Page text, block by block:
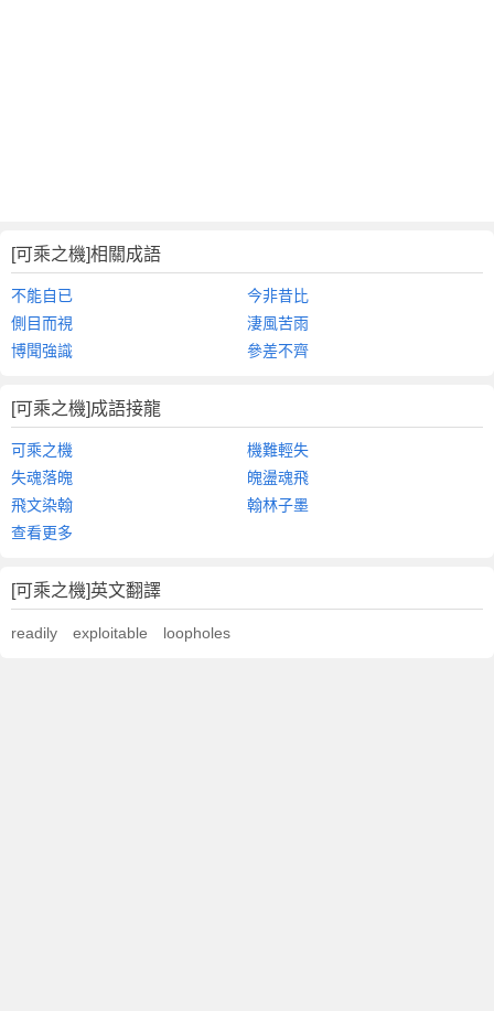
[可乘之機]相關成語
不能自已
今非昔比
側目而視
淒風苦雨
博聞強識
參差不齊
[可乘之機]成語接龍
可乘之機
機難輕失
失魂落魄
魄盪魂飛
飛文染翰
翰林子墨
查看更多
[可乘之機]英文翻譯
readily exploitable loopholes